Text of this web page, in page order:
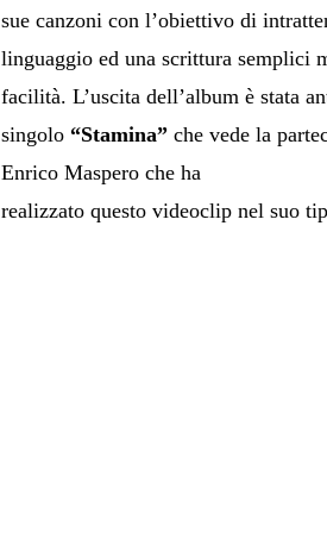
sue canzoni con l’obiettivo di
linguaggio ed una scrittura semplici
facilità. L’uscita dell’album è stata
singolo “Stamina” che vede la
Enrico Maspero che ha
realizzato questo videoclip nel suo